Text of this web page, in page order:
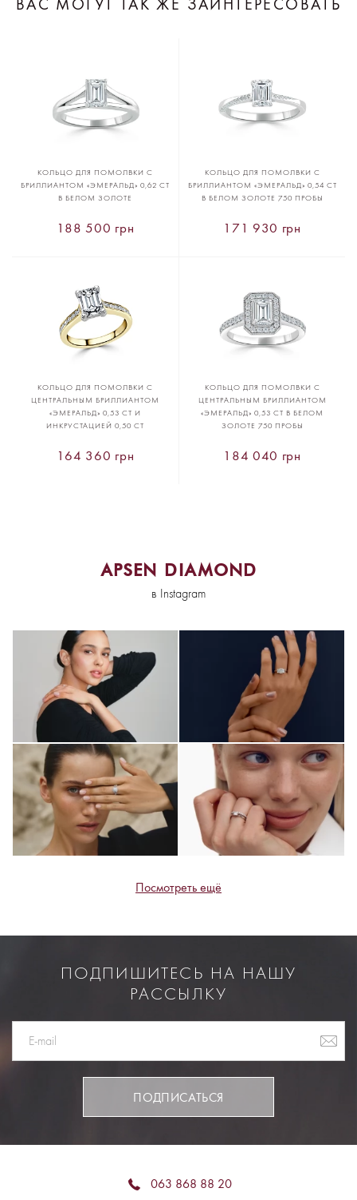
ВАС МОГУТ ТАК ЖЕ ЗАИНТЕРЕСОВАТЬ
КОЛЬЦО ДЛЯ ПОМОЛВКИ С
БРИЛЛИАНТОМ «ЭМЕРАЛЬД» 0,62 CT
В БЕЛОМ ЗОЛОТЕ
188 500 грн
КОЛЬЦО ДЛЯ ПОМОЛВКИ С
БРИЛЛИАНТОМ «ЭМЕРАЛЬД» 0,54 CT
В БЕЛОМ ЗОЛОТЕ 750 ПРОБЫ
171 930 грн
КОЛЬЦО ДЛЯ ПОМОЛВКИ С
ЦЕНТРАЛЬНЫМ БРИЛЛИАНТОМ
«ЭМЕРАЛЬД» 0,53 CT И
ИНКРУСТАЦИЕЙ 0,50 CT
164 360 грн
КОЛЬЦО ДЛЯ ПОМОЛВКИ С
ЦЕНТРАЛЬНЫМ БРИЛЛИАНТОМ
«ЭМЕРАЛЬД» 0,53 CT В БЕЛОМ
ЗОЛОТЕ 750 ПРОБЫ
184 040 грн
APSEN DIAMOND
в Instagram
Посмотреть ещё
ПОДПИШИТЕСЬ НА НАШУ
РАССЫЛКУ
ПОДПИСАТЬСЯ
063 868 88 20